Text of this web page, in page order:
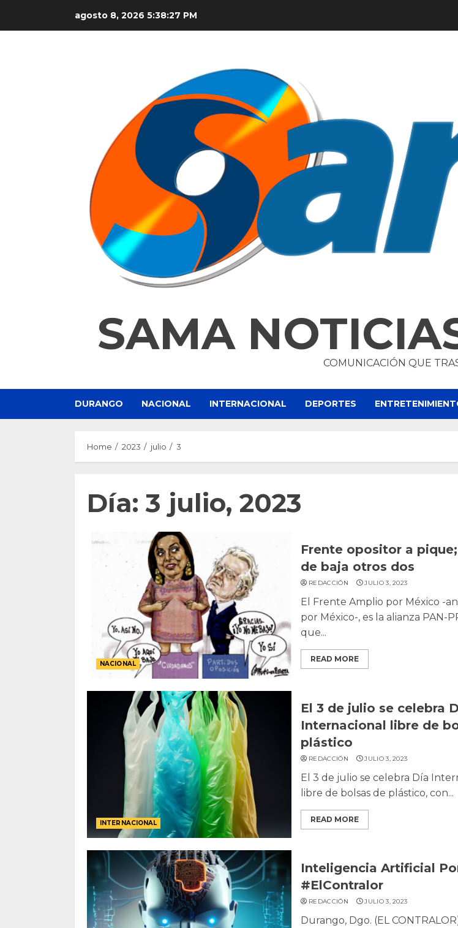
agosto 8, 2026 5:38:28 PM
SAMA
COMUNICACIÓN QUE
DURANGO NACIONAL INTERNACIONAL DEPORTES
Home 2023 julio 3
Día:3 julio, 2023
NACIONAL
Frente opositor a
de baja otros dos
REDACCIÓN JULIO 3, 2023
El Frente Amplio por México -
por México-, es la alianza PAN-
que...
READ MORE
INTERNACIONAL
El 3 de julio se celebra
Internacional libre de
plástico
REDACCIÓN JULIO 3, 2023
El 3 de julio se celebra Día
libre de bolsas de plástico, con...
READ MORE
Inteligencia Artificial
#ElContralor
REDACCIÓN JULIO 3, 2023
Durango, Dgo. (EL